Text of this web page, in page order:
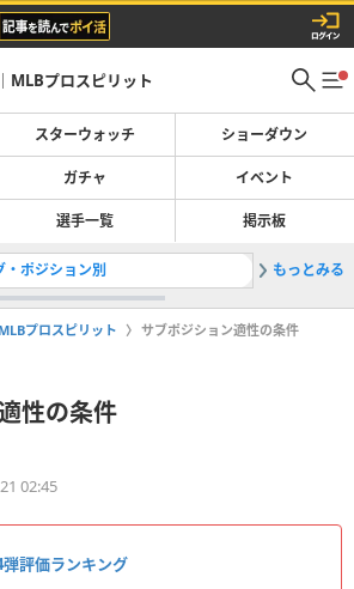
MLBプロスピリット
スターウォッチ ショーダウン
ガチャ イベント
選手一覧 掲示板
ポジション別 2ミゲル
もっとみる
プロスピリット サブポジション適性の条件
性の条件
02:45
評価ランキング